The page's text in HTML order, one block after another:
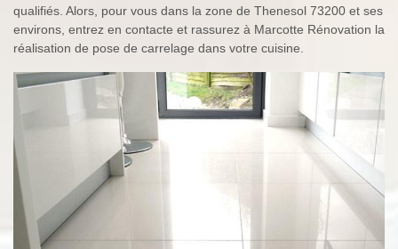
qualifiés. Alors, pour vous dans la zone de Thenesol 73200 et ses
environs, entrez en contacte et rassurez à Marcotte Rénovation la
réalisation de pose de carrelage dans votre cuisine.